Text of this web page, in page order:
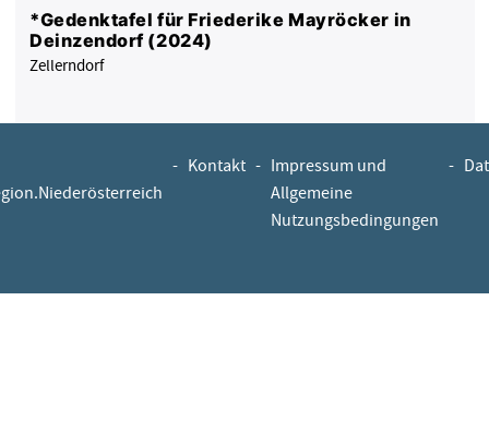
*Gedenktafel für Friederike Mayröcker in
Deinzendorf (2024)
Zellerndorf
- Kontakt - Impressum und
Allgemeine
Nutzungsbedingungen
-